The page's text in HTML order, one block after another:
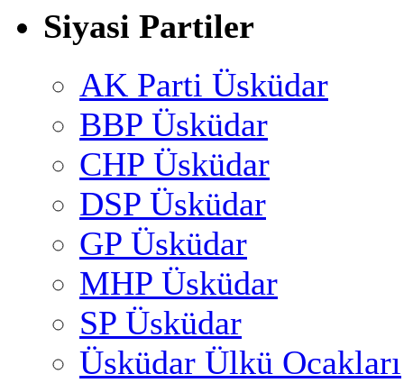
Siyasi Partiler
AK Parti Üsküdar
BBP Üsküdar
CHP Üsküdar
DSP Üsküdar
GP Üsküdar
MHP Üsküdar
SP Üsküdar
Üsküdar Ülkü Ocakları